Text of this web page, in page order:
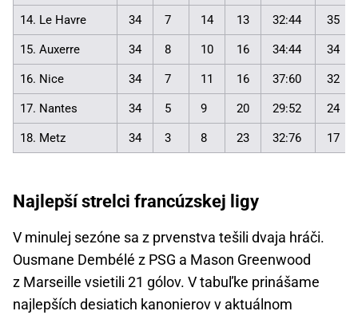
14. Le Havre 34 7 14 13 32:44 35
15. Auxerre 34 8 10 16 34:44 34
16. Nice 34 7 11 16 37:60 32
17. Nantes 34 5 9 20 29:52 24
18. Metz 34 3 8 23 32:76 17
Najlepší strelci francúzskej ligy
V minulej sezóne sa z prvenstva tešili dvaja hráči.
Ousmane Dembélé z PSG a Mason Greenwood
z Marseille vsietili 21 gólov. V tabuľke prinášame
najlepších desiatich kanonierov v aktuálnom